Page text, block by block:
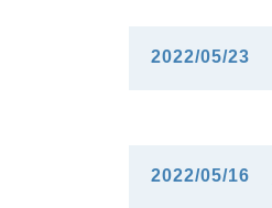
2022/05/23
2022/05/16